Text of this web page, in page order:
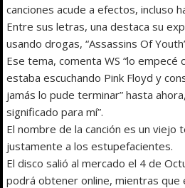
canciones acude a efectos, incluso
Entre sus letras, una destaca su
usando drogas, “Assassins Of
Ese tema, comenta WS “lo empecé
estaba escuchando Pink Floyd y
jamás lo pude terminar” hasta
significado para mí”.
El nombre de la canción es un viejo
justamente a los estupefacientes.
El disco salió al mercado el 4 de
podrá obtener online, mientras que